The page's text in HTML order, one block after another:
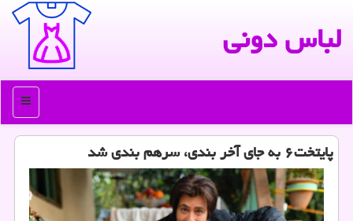
لباس دونی
منو
پایتخت۶ به جای آخر بندی، سرهم بندی شد